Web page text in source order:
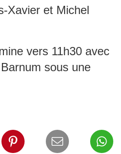
Xavier et Michel
vers 11h30 avec
sous une